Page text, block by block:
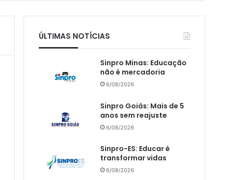
ÚLTIMAS NOTÍCIAS
Sinpro Minas: Educação
não é mercadoria
6/08/2026
Sinpro Goiás: Mais de 5
anos sem reajuste
6/08/2026
Sinpro-ES: Educar é
transformar vidas
6/08/2026